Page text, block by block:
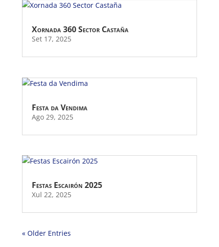
Xornada 360 Sector Castaña
Set 17, 2025
Festa da Vendima
Ago 29, 2025
Festas Escairón 2025
Xul 22, 2025
« Older Entries